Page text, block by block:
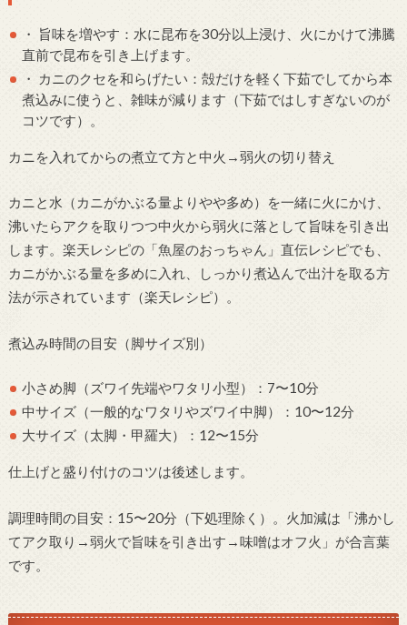
・ 旨味を増やす：水に昆布を30分以上浸け、火にかけて沸騰
直前で昆布を引き上げます。
・ カニのクセを和らげたい：殻だけを軽く下茹でしてから本
煮込みに使うと、雑味が減ります（下茹ではしすぎないのが
コツです）。
カニを入れてからの煮立て方と中火→弱火の切り替え
カニと水（カニがかぶる量よりやや多め）を一緒に火にかけ、
沸いたらアクを取りつつ中火から弱火に落として旨味を引き出
します。楽天レシピの「魚屋のおっちゃん」直伝レシピでも、
カニがかぶる量を多めに入れ、しっかり煮込んで出汁を取る方
法が示されています（楽天レシピ）。
煮込み時間の目安（脚サイズ別）
小さめ脚（ズワイ先端やワタリ小型）：7〜10分
中サイズ（一般的なワタリやズワイ中脚）：10〜12分
大サイズ（太脚・甲羅大）：12〜15分
仕上げと盛り付けのコツは後述します。
調理時間の目安：15〜20分（下処理除く）。火加減は「沸かし
てアク取り→弱火で旨味を引き出す→味噌はオフ火」が合言葉
です。